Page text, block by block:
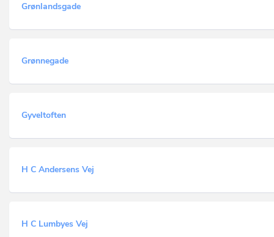
Grønlandsgade
Grønnegade
Gyveltoften
H C Andersens Vej
H C Lumbyes Vej